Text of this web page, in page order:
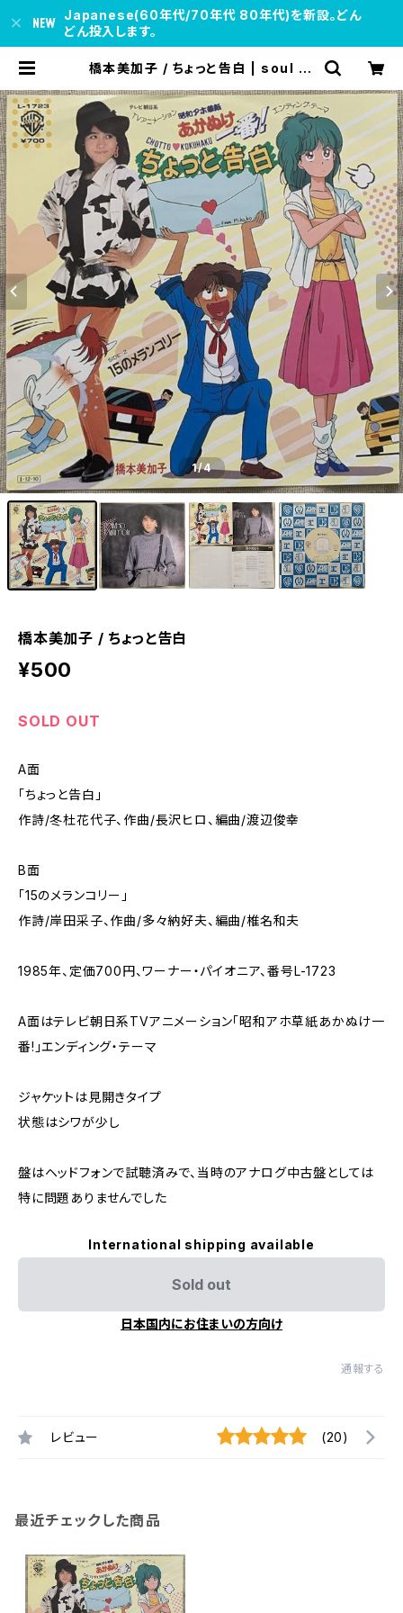
Japanese(60年代/70年代 80年代)を新設。どん
どん投入します。
橋本美加子 / ちょっと告白 | soul re
1/4
橋本美加子 / ちょっと告白
¥500
SOLD OUT
A面
「ちょっと告白」
作詩/冬杜花代子、作曲/長沢ヒロ、編曲/渡辺俊幸
B面
「15のメランコリー」
作詩/岸田采子、作曲/多々納好夫、編曲/椎名和夫
1985年、定価700円、ワーナー・パイオニア、番号L-1723
A面はテレビ朝日系TVアニメーション「昭和アホ草紙あかぬけ一
番!」エンディング・テーマ
ジャケットは見開きタイプ
状態はシワが少し
盤はヘッドフォンで試聴済みで、当時のアナログ中古盤としては
特に問題ありませんでした
International shipping available
Sold out
日本国内にお住まいの方向け
通報する
レビュー (20)
最近チェックした商品